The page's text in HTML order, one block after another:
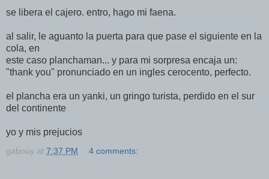
se libera el cajero. entro, hago mi faena.
al salir, le aguanto la puerta para que pase el siguiente en la
cola, en
este caso planchaman... y para mi sorpresa encaja un:
"thank you" pronunciado en un ingles cerocento, perfecto.
el plancha era un yanki, un gringo turista, perdido en el sur
del continente
yo y mis prejucios
gabouy at 7:37 PM 4 comments: